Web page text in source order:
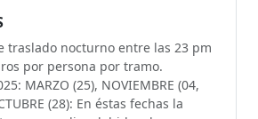
traslado nocturno entre las 23 pm
por persona por tramo.
MARZO (25), NOVIEMBRE (04,
(28): En éstas fechas la